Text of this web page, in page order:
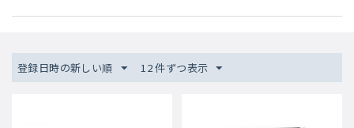
登録日時の新しい順 12 件ずつ表示